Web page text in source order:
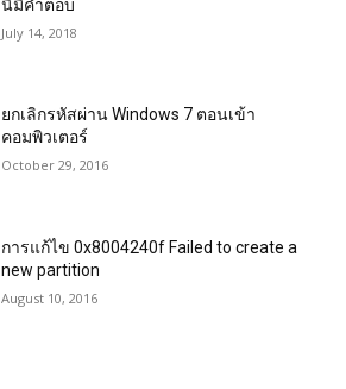
นี้มีคำตอบ
July 14, 2018
ยกเลิกรหัสผ่าน Windows 7 ตอนเข้า
คอมพิวเตอร์
October 29, 2016
การแก้ไข 0x8004240f Failed to create a
new partition
August 10, 2016